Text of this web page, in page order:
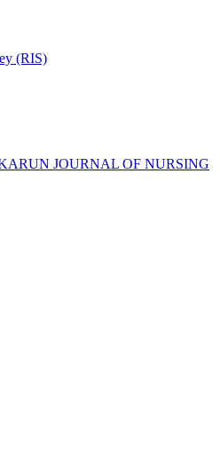
(RIS)
JOURNAL OF NURSING